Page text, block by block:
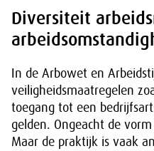
Diversiteit
In de Arbowet en
veiligheidsmaatregelen
toegang tot een
gelden. Ongeacht de
Maar de praktijk is vaak